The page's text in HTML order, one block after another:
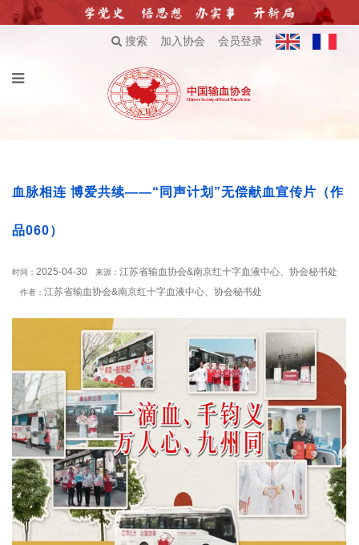
搜索 加入协会 会员登录
血脉相连 博爱共续——“同声计划”无偿献血宣传片（作
品060）
时间： 2025-04-30 来源： 江苏省输血协会&南京红十字血液中心、协会秘书处
作者： 江苏省输血协会&南京红十字血液中心、协会秘书处